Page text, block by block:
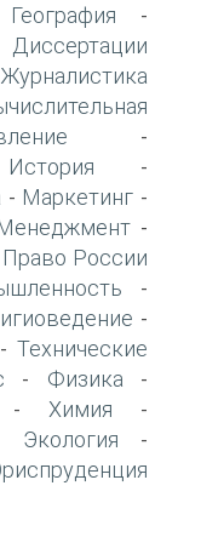
География -
Диссертации
Журналистика
-
История -
- Маркетинг -
-
Право России
-
-
- Технические
- Физика -
Химия -
Экология -